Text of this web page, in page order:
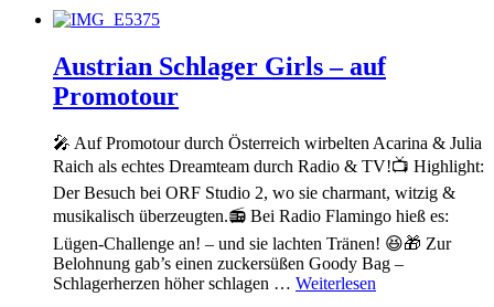
Austrian Schlager Girls – auf
Promotour
🎤 Auf Promotour durch Österreich wirbelten Acarina & Julia
Raich als echtes Dreamteam durch Radio & TV!📺 Highlight:
Der Besuch bei ORF Studio 2, wo sie charmant, witzig &
musikalisch überzeugten.📻 Bei Radio Flamingo hieß es:
Lügen-Challenge an! – und sie lachten Tränen! 😆🎁 Zur
Belohnung gab’s einen zuckersüßen Goody Bag –
Schlagerherzen höher schlagen … Weiterlesen